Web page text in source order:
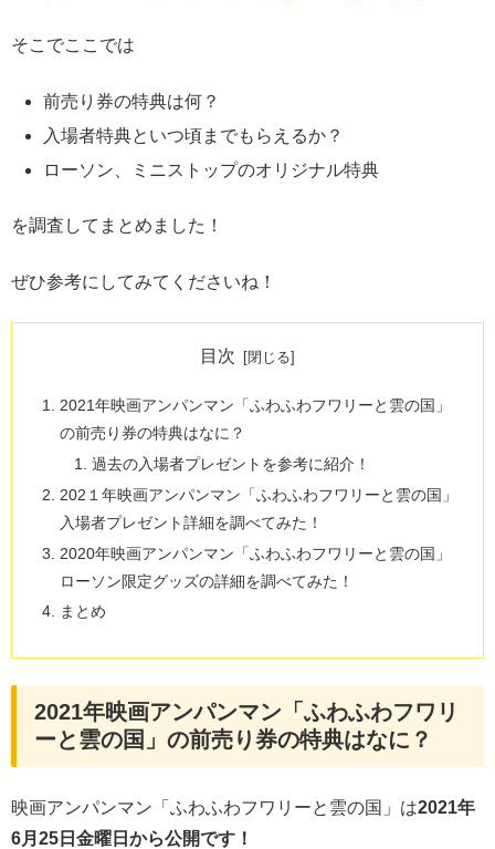
そこでここでは
前売り券の特典は何？
入場者特典といつ頃までもらえるか？
ローソン、ミニストップのオリジナル特典
を調査してまとめました！
ぜひ参考にしてみてくださいね！
目次
2021年映画アンパンマン「ふわふわフワリーと雲の国」
の前売り券の特典はなに？
過去の入場者プレゼントを参考に紹介！
202１年映画アンパンマン「ふわふわフワリーと雲の国」
入場者プレゼント詳細を調べてみた！
2020年映画アンパンマン「ふわふわフワリーと雲の国」
ローソン限定グッズの詳細を調べてみた！
まとめ
2021年映画アンパンマン「ふわふわフワリ
ーと雲の国」の前売り券の特典はなに？
映画アンパンマン「ふわふわフワリーと雲の国」は2021年
6月25日金曜日から公開です！